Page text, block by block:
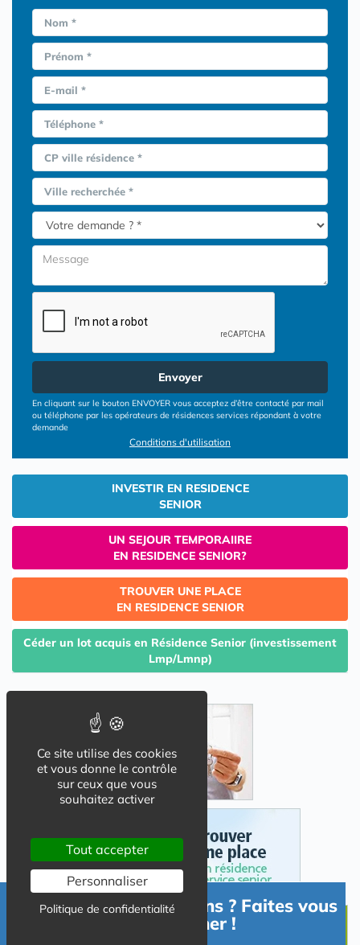
Nom *
Prénom *
E-mail *
Téléphone *
CP ville résidence *
Ville recherchée *
Envoyer
En cliquant sur le bouton ENVOYER vous acceptez d’être contacté par mail
ou téléphone par les opérateurs de résidences services répondant à votre
demande
Conditions d'utilisation
INVESTIR EN RESIDENCE
SENIOR
UN SEJOUR TEMPORAIIRE
EN RESIDENCE SENIOR?
TROUVER UNE PLACE
EN RESIDENCE SENIOR
Céder un lot acquis en Résidence Senior (investissement
Lmp/Lmnp)
Besoin d'informations ? Faites vous
accompagner !
Ce site utilise des cookies
et vous donne le contrôle
sur ceux que vous
souhaitez activer
Tout accepter
Personnaliser
Politique de confidentialité